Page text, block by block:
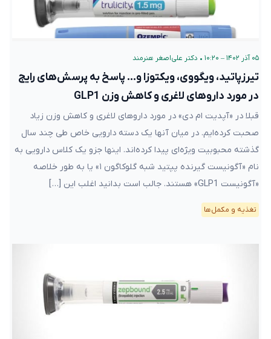
۰۵ آذر ۱۴۰۲ – ۱۰:۲۰ • دکتر علی‌اصغر هنرمند
تیرزپاتید، ویگووی، ویکتوزا و… پاسخ به پرسش‌های رایج
در مورد داروهای لاغری و کاهش وزن GLP1
قبلا در «آپدیت ام دی» در مورد داروهای لاغری و کاهش وزن زیاد
صحبت کرده‌ایم. در میان آنها یک دسته دارویی خاص طی چند سال
گذشته محبوبیت ویژه‌ای پیدا کرده‌اند. اینها جزو یک کلاس دارویی به
نام «آگونیست گیرنده پپتید شبه گلوکاگون ۱» یا به طور خلاصه
«آگونیست GLP1» هستند. جالب است بدانید اغلب این […]
تغذیه و مکمل‌ها